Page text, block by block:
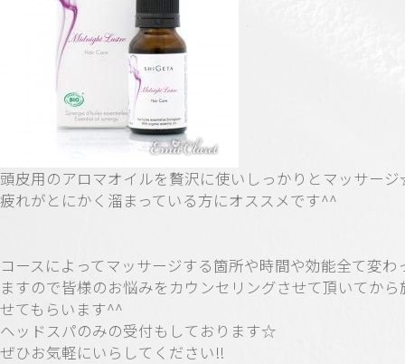
頭皮用のアロマオイルを贅沢に使いしっかりとマッサー
疲れがとにかく溜まっている方にオススメです^^
コースによってマッサージする箇所や時間や効能全て変わ
ますので皆様のお悩みをカウンセリングさせて頂いてから
せてもらいます^^
ヘッドスパのみの受付もしております☆
ぜひお気軽にいらしてください!!